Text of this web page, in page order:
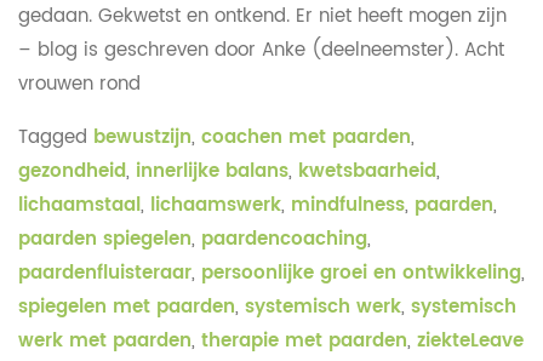
gedaan. Gekwetst en ontkend. Er niet heeft mogen zijn
– blog is geschreven door Anke (deelneemster). Acht
vrouwen rond
Tagged bewustzijn, coachen met paarden,
gezondheid, innerlijke balans, kwetsbaarheid,
lichaamstaal, lichaamswerk, mindfulness, paarden,
paarden spiegelen, paardencoaching,
paardenfluisteraar, persoonlijke groei en ontwikkeling,
spiegelen met paarden, systemisch werk, systemisch
werk met paarden, therapie met paarden, ziekteLeave